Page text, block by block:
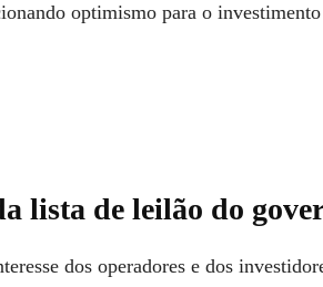
optimismo para o
lista de leilão do
dos operadores e dos